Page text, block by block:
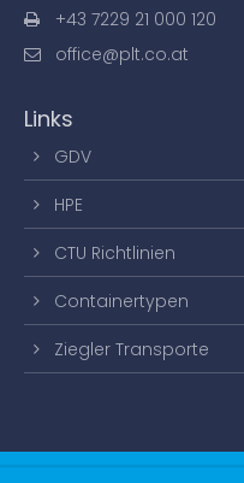
+43 7229 21 000 120
office@plt.co.at
Links
GDV
HPE
CTU Richtlinien
Containertypen
Ziegler Transporte